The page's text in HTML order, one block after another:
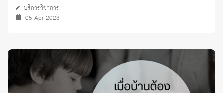
บริการวิชาการ
05 Apr 2023